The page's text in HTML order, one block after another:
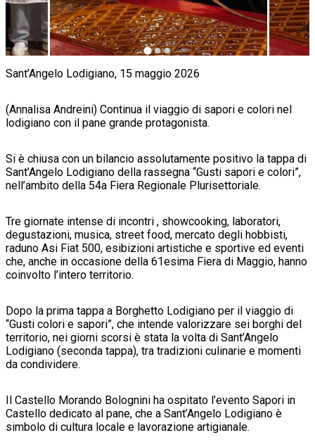
Sant’Angelo Lodigiano, 15 maggio 2026
(Annalisa Andreini) Continua il viaggio di sapori e colori nel
lodigiano con il pane grande protagonista.
Si è chiusa con un bilancio assolutamente positivo la tappa di
Sant’Angelo Lodigiano della rassegna “Gusti sapori e colori”,
nell’ambito della 54a Fiera Regionale Plurisettoriale.
Tre giornate intense di incontri , showcooking, laboratori,
degustazioni, musica, street food, mercato degli hobbisti,
raduno Asi Fiat 500, esibizioni artistiche e sportive ed eventi
che, anche in occasione della 61esima Fiera di Maggio, hanno
coinvolto l’intero territorio.
Dopo la prima tappa a Borghetto Lodigiano per il viaggio di
“Gusti colori e sapori”, che intende valorizzare sei borghi del
territorio, nei giorni scorsi è stata la volta di Sant’Angelo
Lodigiano (seconda tappa), tra tradizioni culinarie e momenti
da condividere.
Il Castello Morando Bolognini ha ospitato l’evento Sapori in
Castello dedicato al pane, che a Sant’Angelo Lodigiano è
simbolo di cultura locale e lavorazione artigianale.